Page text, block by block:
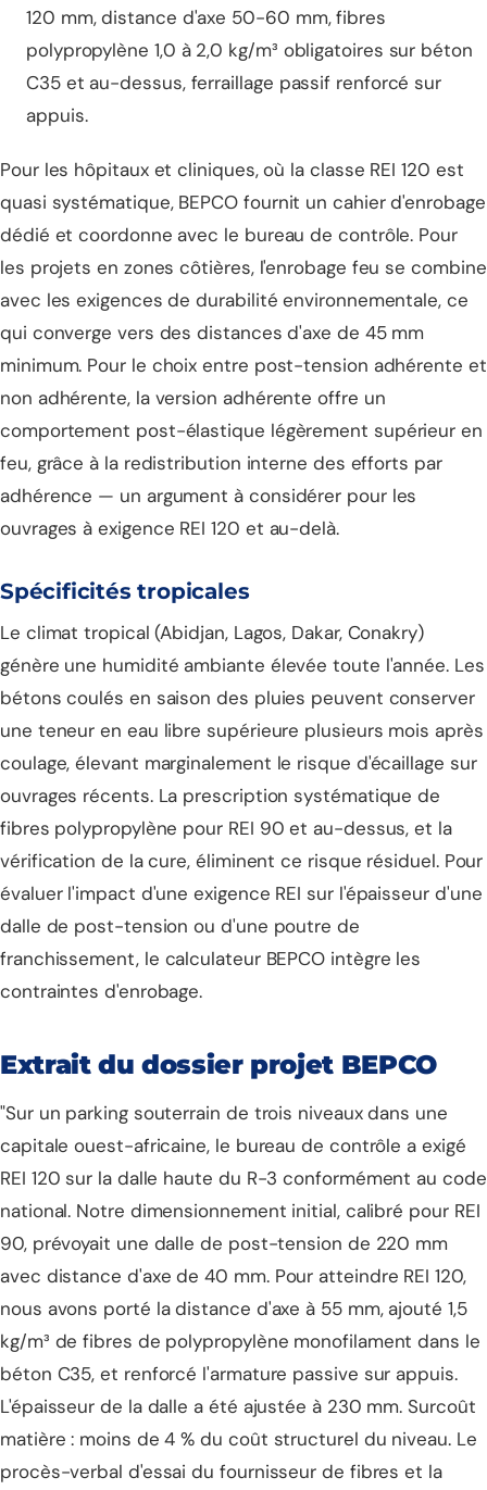
120 mm, distance d'axe 50-60 mm, fibres
polypropylène 1,0 à 2,0 kg/m³ obligatoires sur béton
C35 et au-dessus, ferraillage passif renforcé sur
appuis.
Pour les hôpitaux et cliniques, où la classe REI 120 est
quasi systématique, BEPCO fournit un cahier d'enrobage
dédié et coordonne avec le bureau de contrôle. Pour
les projets en zones côtières, l'enrobage feu se combine
avec les exigences de durabilité environnementale, ce
qui converge vers des distances d'axe de 45 mm
minimum. Pour le choix entre post-tension adhérente et
non adhérente, la version adhérente offre un
comportement post-élastique légèrement supérieur en
feu, grâce à la redistribution interne des efforts par
adhérence — un argument à considérer pour les
ouvrages à exigence REI 120 et au-delà.
Spécificités tropicales
Le climat tropical (Abidjan, Lagos, Dakar, Conakry)
génère une humidité ambiante élevée toute l'année. Les
bétons coulés en saison des pluies peuvent conserver
une teneur en eau libre supérieure plusieurs mois après
coulage, élevant marginalement le risque d'écaillage sur
ouvrages récents. La prescription systématique de
fibres polypropylène pour REI 90 et au-dessus, et la
vérification de la cure, éliminent ce risque résiduel. Pour
évaluer l'impact d'une exigence REI sur l'épaisseur d'une
dalle de post-tension ou d'une poutre de
franchissement, le calculateur BEPCO intègre les
contraintes d'enrobage.
Extrait du dossier projet BEPCO
"Sur un parking souterrain de trois niveaux dans une
capitale ouest-africaine, le bureau de contrôle a exigé
REI 120 sur la dalle haute du R-3 conformément au code
national. Notre dimensionnement initial, calibré pour REI
90, prévoyait une dalle de post-tension de 220 mm
avec distance d'axe de 40 mm. Pour atteindre REI 120,
nous avons porté la distance d'axe à 55 mm, ajouté 1,5
kg/m³ de fibres de polypropylène monofilament dans le
béton C35, et renforcé l'armature passive sur appuis.
L'épaisseur de la dalle a été ajustée à 230 mm. Surcoût
matière : moins de 4 % du coût structurel du niveau. Le
procès-verbal d'essai du fournisseur de fibres et la